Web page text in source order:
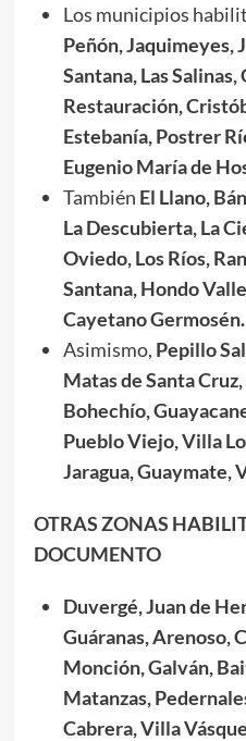
Los municipios
Peñón, Jaquimeyes,
Santana, Las
Restauración,
Estebanía, Postrer
Eugenio María de
También El Llano,
La Descubierta, La
Oviedo, Los Ríos,
Santana, Hondo
Cayetano Germosén.
Asimismo, Pepillo
Matas de Santa
Bohechío,
Pueblo Viejo, Villa
Jaragua, Guaymate,
OTRAS ZONAS
DOCUMENTO
Duvergé, Juan de
Guáranas, Arenoso,
Monción, Galván,
Matanzas,
Cabrera, Villa